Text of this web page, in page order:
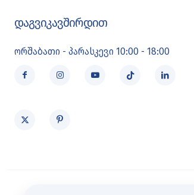
დაგვიკავშირდით
ორშაბათი - პარასკევი 10:00 - 18:00